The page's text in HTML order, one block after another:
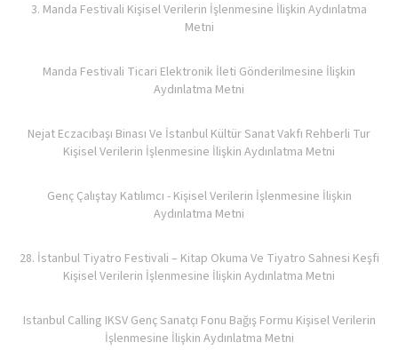
3. Manda Festivali Kişisel Verilerin İşlenmesine İlişkin Aydınlatma
Metni
Manda Festivali Ticari Elektronik İleti Gönderilmesine İlişkin
Aydınlatma Metni
Nejat Eczacıbaşı Binası Ve İstanbul Kültür Sanat Vakfı Rehberli Tur
Kişisel Verilerin İşlenmesine İlişkin Aydınlatma Metni
Genç Çalıştay Katılımcı - Kişisel Verilerin İşlenmesine İlişkin
Aydınlatma Metni
28. İstanbul Tiyatro Festivali – Kitap Okuma Ve Tiyatro Sahnesi Keşfi
Kişisel Verilerin İşlenmesine İlişkin Aydınlatma Metni
Istanbul Calling IKSV Genç Sanatçı Fonu Bağış Formu Kişisel Verilerin
İşlenmesine İlişkin Aydınlatma Metni